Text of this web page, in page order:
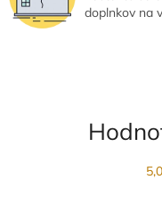
doplnkov na
5,0